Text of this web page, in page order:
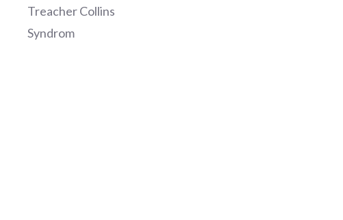
Treacher Collins
Syndrom